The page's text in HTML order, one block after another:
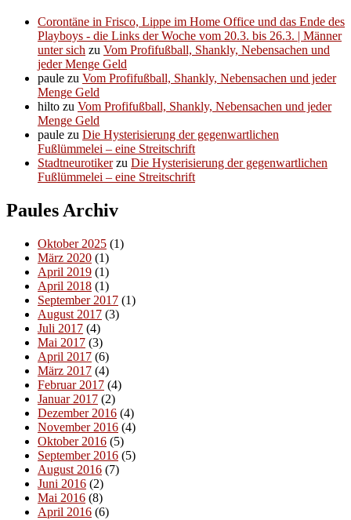
Corontäne in Frisco, Lippe im Home Office und das Ende des
Playboys - die Links der Woche vom 20.3. bis 26.3. | Männer
unter sich zu Vom Profifußball, Shankly, Nebensachen und
jeder Menge Geld
paule zu Vom Profifußball, Shankly, Nebensachen und jeder
Menge Geld
hilto zu Vom Profifußball, Shankly, Nebensachen und jeder
Menge Geld
paule zu Die Hysterisierung der gegenwartlichen
Fußlümmelei – eine Streitschrift
Stadtneurotikerzu Die Hysterisierung der gegenwartlichen
Fußlümmelei – eine Streitschrift
Paules Archiv
Oktober 2025 (1)
März 2020 (1)
April 2019 (1)
April 2018 (1)
September 2017 (1)
August 2017 (3)
Juli 2017 (4)
Mai 2017 (3)
April 2017 (6)
März 2017 (4)
Februar 2017 (4)
Januar 2017 (2)
Dezember 2016 (4)
November 2016 (4)
Oktober 2016 (5)
September 2016 (5)
August 2016 (7)
Juni 2016 (2)
Mai 2016 (8)
April 2016 (6)